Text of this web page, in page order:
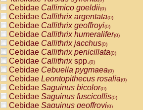
Cebidae Callimico goeldii(0)
Cebidae Callithrix argentata(0)
Cebidae Callithrix geoffroyi(0)
Cebidae Callithrix humeralifer(0)
Cebidae Callithrix jacchus(0)
Cebidae Callithrix penicillata(0)
Cebidae Callithrixspp.(0)
Cebidae Cebuella pygmaea(0)
Cebidae Leontopithecus rosalia(0)
Cebidae Saguinus bicolor(0)
Cebidae Saguinus fuscicollis(0)
Cebidae Saguinus geoffroyi(0)